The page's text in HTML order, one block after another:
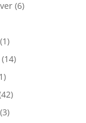
(6)
(1)
(14)
(3)